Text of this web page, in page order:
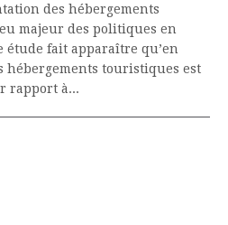
des hébergements
majeur des politiques en
étude fait apparaître qu’en
hébergements touristiques est
rapport à...